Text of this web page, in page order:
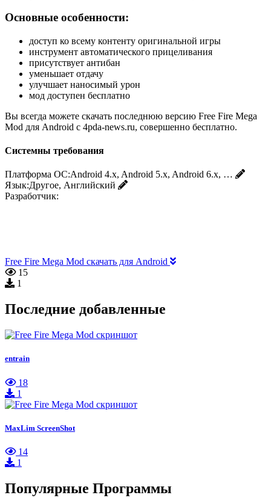
Основные особенности:
доступ ко всему контенту оригинальной игры
инструмент автоматического прицеливания
присутствует антибан
уменьшает отдачу
улучшает наносимый урон
мод доступен бесплатно
Вы всегда можете скачать последнюю версию Free Fire Mega
Mod для Android с 4pda-news.ru, совершенно бесплатно.
Системны требования
Платформа ОС:Android 4.x, Android 5.x, Android 6.x, …
Язык:Другое, Английский
Разработчик:
Free Fire Mega Mod скачать для Android
15
1
Последние добавленные
entrain
18
1
MaxLim ScreenShot
14
1
Популярные Программы